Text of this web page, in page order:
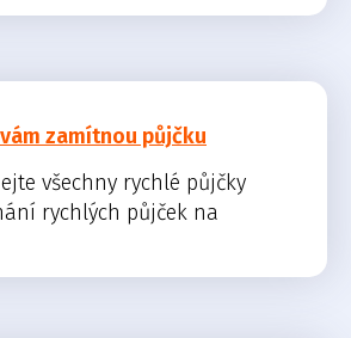
zamítnou půjčku
všechny rychlé půjčky
rychlých půjček na